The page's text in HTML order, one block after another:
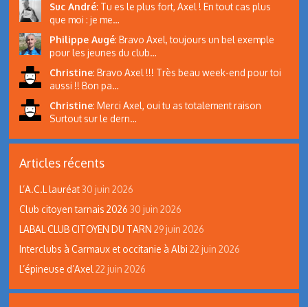
Suc André: Tu es le plus fort, Axel ! En tout cas plus
que moi : je me…
Philippe Augé: Bravo Axel, toujours un bel exemple
pour les jeunes du club…
Christine: Bravo Axel !!! Très beau week-end pour toi
aussi !! Bon pa…
Christine: Merci Axel, oui tu as totalement raison
Surtout sur le dern…
Articles récents
L’A.C.L lauréat 30 juin 2026
Club citoyen tarnais 2026 30 juin 2026
LABAL CLUB CITOYEN DU TARN 29 juin 2026
Interclubs à Carmaux et occitanie à Albi 22 juin 2026
L’épineuse d’Axel 22 juin 2026